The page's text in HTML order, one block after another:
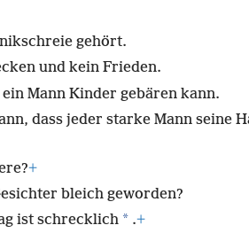
gehört.
und kein Frieden.
Mann Kinder gebären kann.
dass jeder starke Mann seine
+
bleich geworden?
ist schrecklich * .+